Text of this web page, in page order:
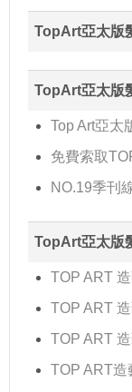
TopArt亞太版
TopArt亞太版
Top Art亞太
免費索取
NO.19季刊
TopArt亞太版
TOP ART
TOP ART
TOP ART
TOP ART造